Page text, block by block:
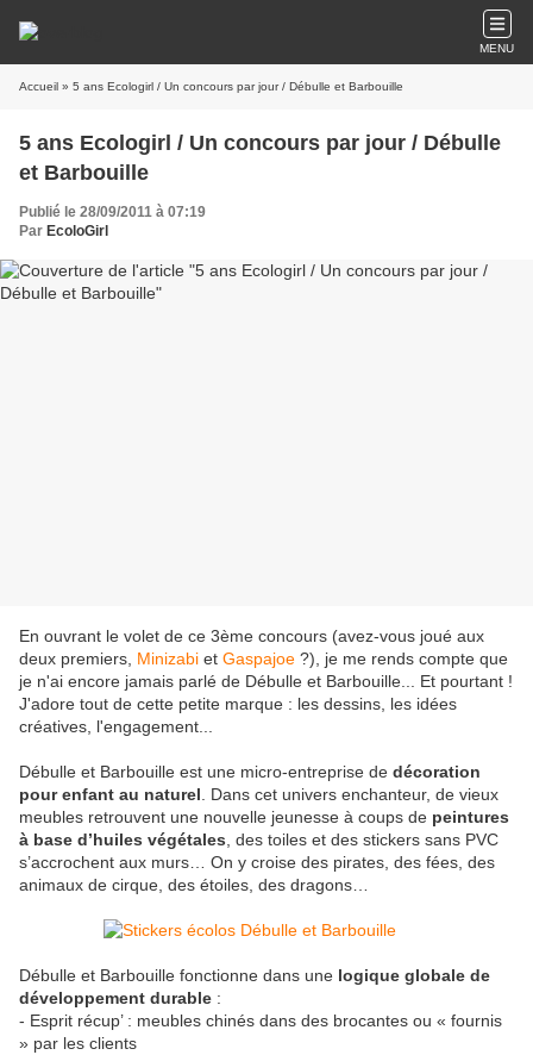
MENU
Accueil » 5 ans Ecologirl / Un concours par jour / Débulle et Barbouille
5 ans Ecologirl / Un concours par jour / Débulle
et Barbouille
Publié le 28/09/2011 à 07:19
Par EcoloGirl
En ouvrant le volet de ce 3ème concours (avez-vous joué aux
deux premiers, Minizabi et Gaspajoe ?), je me rends compte que
je n'ai encore jamais parlé de Débulle et Barbouille... Et pourtant !
J'adore tout de cette petite marque : les dessins, les idées
créatives, l'engagement...
Débulle et Barbouille est une micro-entreprise de décoration
pour enfant au naturel . Dans cet univers enchanteur, de vieux
meubles retrouvent une nouvelle jeunesse à coups de peintures
à base d’huiles végétales , des toiles et des stickers sans PVC
s’accrochent aux murs… On y croise des pirates, des fées, des
animaux de cirque, des étoiles, des dragons…
Débulle et Barbouille fonctionne dans une logique globale de
développement durable :
- Esprit récup’ : meubles chinés dans des brocantes ou « fournis
» par les clients